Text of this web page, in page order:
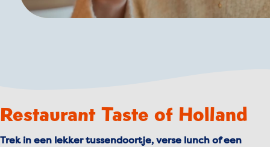
Restaurant Taste of Holland
Trek in een lekker tussendoortje, verse lunch of een